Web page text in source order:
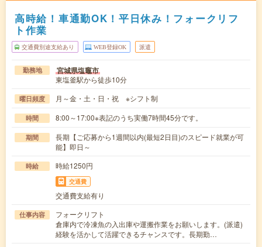
高時給！車通勤OK！平日休み！フォークリフ
ト作業
交通費別途支給あり WEB登録OK 派遣
勤務地 宮城県塩竈市
東塩釜駅から徒歩10分
曜日頻度 月～金・土・日・祝 ※シフト制
時間 8:00～17:00※表記のうち実働7時間45分です。
期間
長期【ご応募から1週間以内(最短2日目)のスピード就業が可
能】即日～
時給 時給1250円
交通費
交通費支給有り
仕事内容
フォークリフト
倉庫内で冷凍魚の入出庫や運搬作業をお願いします。(派遣)
経験を活かして活躍できるチャンスです。長期勤…